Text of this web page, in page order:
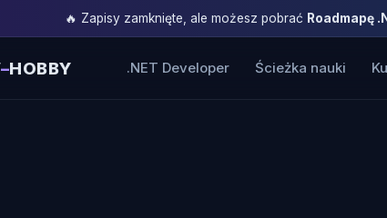
🔥 Zapisy zamknięte, ale możesz pobrać Roadmapę
–HOBBY .NET Developer Ścieżka nauki